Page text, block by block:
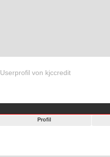
Userprofil von kjccredit
Profil